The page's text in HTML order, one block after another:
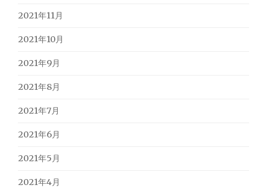
2021年11月
2021年10月
2021年9月
2021年8月
2021年7月
2021年6月
2021年5月
2021年4月